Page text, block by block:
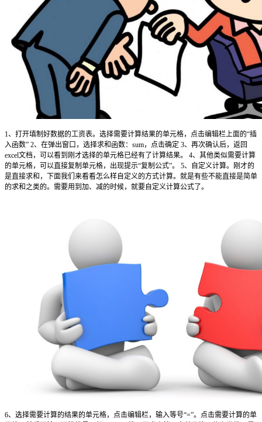
1、打开填制好数据的工资表。选择需要计算结果的单元格，点击编辑栏上面的“插
入函数” 2、在弹出窗口，选择求和函数：sum，点击确定 3、再次确认后，返回
excel文档，可以看到刚才选择的单元格已经有了计算结果。 4、其他类似需要计算
的单元格，可以直接复制单元格，出现提示“复制公式”。 5、自定义计算。刚才的
是直接求和，下面我们来看看怎么样自定义的方式计算。就是有些不能直接是简单
的求和之类的。需要用到加、减的时候，就要自定义计算公式了。
6、选择需要计算的结果的单元格，点击编辑栏，输入等号“=”。点击需要计算的单